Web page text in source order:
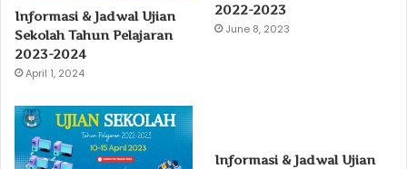
Informasi & Jadwal Ujian
Sekolah Tahun Pelajaran
2023-2024
April 1, 2024
2022-2023
June 8, 2023
Informasi & Jadwal Ujian